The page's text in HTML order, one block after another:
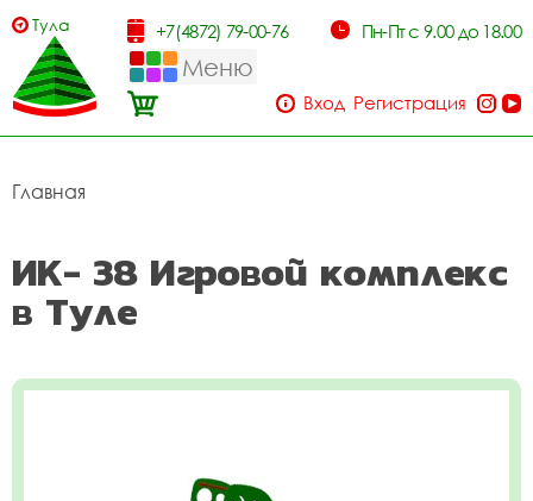
Тула +7(4872) 79-00-76 Пн-Пт с 9.00 до 18.00
Меню
Вход Регистрация
Главная
ИК- 38 Игровой комплекс
в Туле